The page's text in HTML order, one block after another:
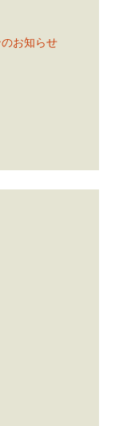
お知らせ